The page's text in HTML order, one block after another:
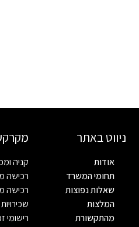
ניווט באתר
אודות
תחומי המשרד
שאלות נפוצות
המלצות
מהתקשורת
קניה
רכישה
רכישה
רישומי